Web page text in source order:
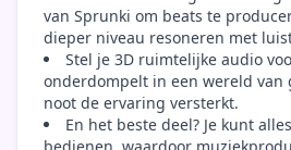
van Sprunki om beats te
dieper niveau resoneren met
Stel je 3D ruimtelijke audio
onderdompelt in een wereld van
noot de ervaring versterkt.
En het beste deel? Je kunt